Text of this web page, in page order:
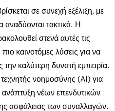
σε συνεχή εξέλιξη, με
αναδύονται τακτικά. Η
στενά αυτές τις
πιο καινοτόμες λύσεις για να
καλύτερη δυνατή εμπειρία.
νοημοσύνης (AI) για
νέων επενδυτικών
ασφάλειας των συναλλαγών.